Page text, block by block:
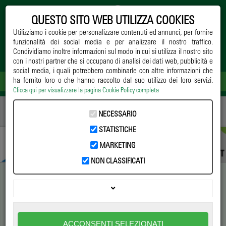
CONCRETO VERSO UN FUTURO RESPONSABILE
BILANCIO DI SOSTENIBILITÀ:
UN IMPEGNO CONCRETO
QUESTO SITO WEB UTILIZZA COOKIES
Utilizziamo i cookie per personalizzare contenuti ed annunci, per fornire
funzionalità dei social media e per analizzare il nostro traffico.
Condividiamo inoltre informazioni sul modo in cui si utilizza il nostro sito
con i nostri partner che si occupano di analisi dei dati web, pubblicità e
social media, i quali potrebbero combinarle con altre informazioni che
ha fornito loro o che hanno raccolto dal suo utilizzo dei loro servizi.
Clicca qui per visualizzare la pagina Cookie Policy completa
NECESSARIO
STATISTICHE
MARKETING
NON CLASSIFICATI
ACCONSENTI SELEZIONATI